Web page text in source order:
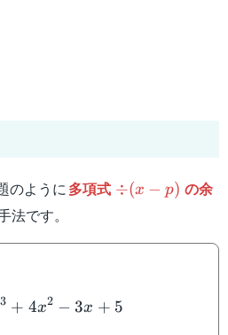
のように 多項式 \div
(x-
÷(x − p) の余
法です。
f(x)=x^3+4x^2-3x+5
3 + 4x2 − 3x + 5